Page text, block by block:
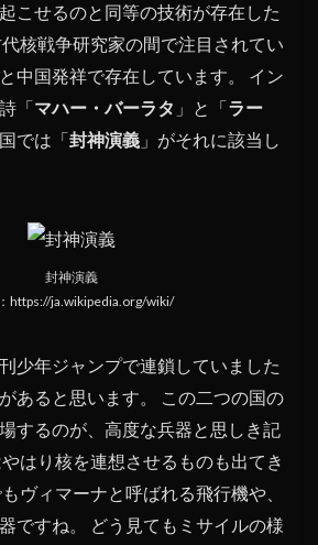
こせるのと同等の技術が存在した
核戦争研究家の間で注目されてい
中国発祥で存在しています。 イン
「マハー・バーラタ 」と「ラー
では「封神演義 」がそれに該当し
封神演義
https://ja.wikipedia.org/wiki/
少年ジャンプで連鎖していました
あると思います。 この二つの国の
するのが、高度な兵器と思しき記
はり核を連想させるものも出てき
ヴィマーナと呼ばれる飛行機や、
ですね。 どう見てもミサイルの様